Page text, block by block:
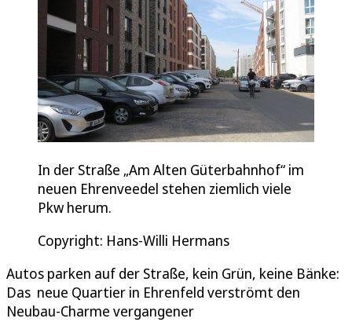
In der Straße „Am Alten Güterbahnhof“ im
neuen Ehrenveedel stehen ziemlich viele
Pkw herum.
Copyright: Hans-Willi Hermans
Autos parken auf der Straße, kein Grün, keine Bänke:
Das neue Quartier in Ehrenfeld verströmt den
Neubau-Charme vergangener